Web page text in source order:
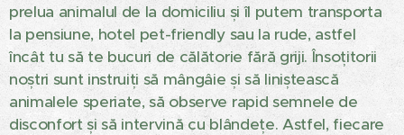
prelua animalul de la domiciliu și îl putem transporta
la pensiune, hotel pet-friendly sau la rude, astfel
încât tu să te bucuri de călătorie fără griji. Însoțitorii
noștri sunt instruiți să mângâie și să liniștească
animalele speriate, să observe rapid semnele de
disconfort și să intervină cu blândețe. Astfel, fiecare